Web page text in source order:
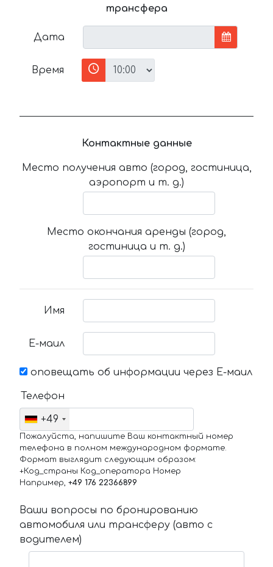
трансфера
Дата
Время
Контактные данные
Место получения авто (город, гостиница,
аэропорт и т. д.)
Место окончания аренды (город,
гостиница и т. д.)
Имя
Е-маил
оповещать об информации через Е-маил
Телефон
+49
Пожалуйста, напишите Ваш контактный номер
телефона в полном международном формате.
Формат выглядит следующим образом:
+Код_страны Код_оператора Номер
Например, +49 176 22366899
Ваши вопросы по бронированию
автомобиля или трансферу (авто с
водителем)